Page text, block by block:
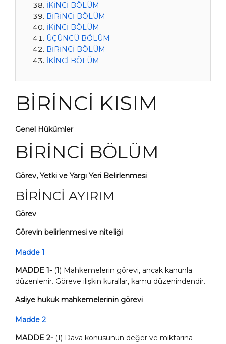
İKİNCİ BÖLÜM
BİRİNCİ BÖLÜM
İKİNCİ BÖLÜM
ÜÇÜNCÜ BÖLÜM
BİRİNCİ BÖLÜM
İKİNCİ BÖLÜM
BİRİNCİ KISIM
Genel Hükümler
BİRİNCİ BÖLÜM
Görev, Yetki ve Yargı Yeri Belirlenmesi
BİRİNCİ AYIRIM
Görev
Görevin belirlenmesi ve niteliği
Madde 1
MADDE 1- (1) Mahkemelerin görevi, ancak kanunla
düzenlenir. Göreve ilişkin kurallar, kamu düzenindendir.
Asliye hukuk mahkemelerinin görevi
Madde 2
MADDE 2- (1) Dava konusunun değer ve miktarına